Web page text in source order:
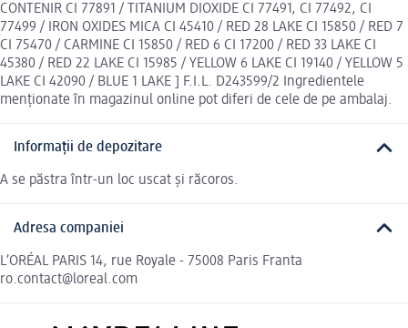
CONTENIR CI 77891 / TITANIUM DIOXIDE CI 77491, CI 77492, CI
77499 / IRON OXIDES MICA CI 45410 / RED 28 LAKE CI 15850 / RED 7
CI 75470 / CARMINE CI 15850 / RED 6 CI 17200 / RED 33 LAKE CI
45380 / RED 22 LAKE CI 15985 / YELLOW 6 LAKE CI 19140 / YELLOW 5
LAKE CI 42090 / BLUE 1 LAKE ] F.I.L. D243599/2 Ingredientele
menționate în magazinul online pot diferi de cele de pe ambalaj.
Informații de depozitare
A se păstra într-un loc uscat și răcoros.
Adresa companiei
L’ORÉAL PARIS 14, rue Royale - 75008 Paris Franta
ro.contact@loreal.com